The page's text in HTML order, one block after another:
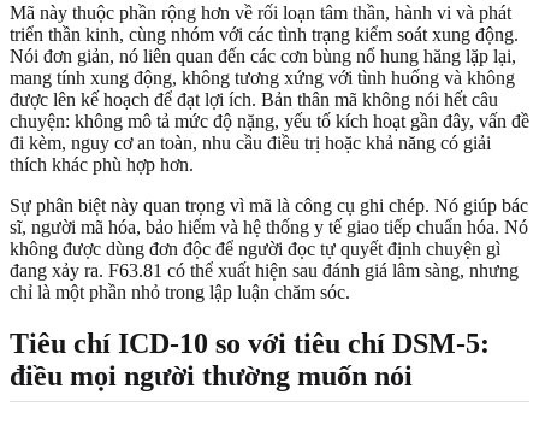
Mã này thuộc phần rộng hơn về rối loạn tâm thần, hành vi và phát
triển thần kinh, cùng nhóm với các tình trạng kiểm soát xung động.
Nói đơn giản, nó liên quan đến các cơn bùng nổ hung hăng lặp lại,
mang tính xung động, không tương xứng với tình huống và không
được lên kế hoạch để đạt lợi ích. Bản thân mã không nói hết câu
chuyện: không mô tả mức độ nặng, yếu tố kích hoạt gần đây, vấn đề
đi kèm, nguy cơ an toàn, nhu cầu điều trị hoặc khả năng có giải
thích khác phù hợp hơn.
Sự phân biệt này quan trọng vì mã là công cụ ghi chép. Nó giúp bác
sĩ, người mã hóa, bảo hiểm và hệ thống y tế giao tiếp chuẩn hóa. Nó
không được dùng đơn độc để người đọc tự quyết định chuyện gì
đang xảy ra. F63.81 có thể xuất hiện sau đánh giá lâm sàng, nhưng
chỉ là một phần nhỏ trong lập luận chăm sóc.
Tiêu chí ICD-10 so với tiêu chí DSM-5:
điều mọi người thường muốn nói